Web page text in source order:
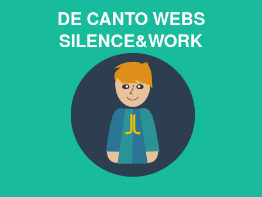
DE CANTO WEBS
SILENCE&WORK